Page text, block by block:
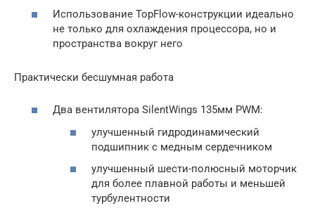
Использование TopFlow-конструкции идеально
не только для охлаждения процессора, но и
пространства вокруг него
Практически бесшумная работа
Два вентилятора SilentWings 135мм PWM:
улучшенный гидродинамический
подшипник с медным сердечником
улучшенный шести-полюсный моторчик
для более плавной работы и меньшей
турбулентности